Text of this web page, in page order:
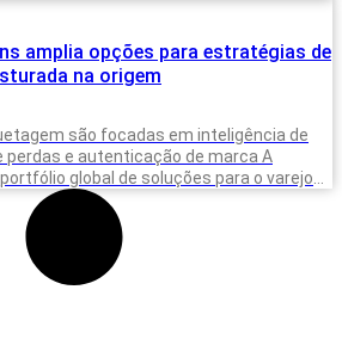
amplia opções para estratégias de
na origem
são focadas em inteligência de
perdas e autenticação de marca A
global de soluções para o varejo